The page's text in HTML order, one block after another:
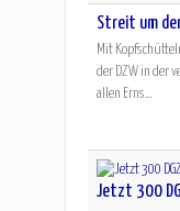
Streit um
Mit
der DZW in der
allen Erns...
Jetzt 300